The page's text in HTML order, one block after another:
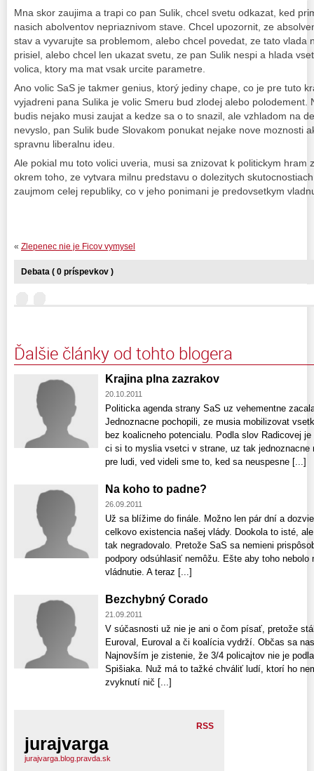
Mna skor zaujima a trapi co pan Sulik, chcel svetu odkazat, ked
nasich abolventov nepriaznivom stave. Chcel upozornit, ze
stav a vyvarujte sa problemom, alebo chcel povedat, ze tato vlada
prisiel, alebo chcel len ukazat svetu, ze pan Sulik nespi a hlada
volica, ktory ma mat vsak urcite parametre.
Ano volic SaS je takmer genius, ktorý jediny chape, co je pre tuto
vyjadreni pana Sulika je volic Smeru bud zlodej alebo polodement.
budis nejako musi zaujat a kedze sa o to snazil, ale vzhladom na
nevyslo, pan Sulik bude Slovakom ponukat nejake nove moznosti
spravnu liberalnu ideu.
Ale pokial mu toto volici uveria, musi sa znizovat k politickym hram
okrem toho, ze vytvara milnu predstavu o dolezitych
zaujmom celej republiky, co v jeho ponimani je predovsetkym
« Zlepenec nie je Ficov vymysel
Debata ( 0 príspevkov )
Ďalšie články od tohto blogera
Krajina plna zazrakov
20.10.2011
Politicka agenda strany SaS uz vehementne
Jednoznacne pochopili, ze musia mobilizovat
bez koalicneho potencialu. Podla slov Radicovej
ci si to myslia vsetci v strane, uz tak jednoznacne
pre ludi, ved videli sme to, ked sa neuspesne [...]
Na koho to padne?
26.09.2011
Už sa blížime do finále. Možno len pár dní a
celkovo existencia našej vlády. Dookola to isté,
tak negradovalo. Pretože SaS sa nemieni
podpory odsúhlasiť nemôžu. Ešte aby toho
vládnutie. A teraz [...]
Bezchybný Corado
21.09.2011
V súčasnosti už nie je ani o čom písať, pretože
Euroval, Euroval a či koalícia vydrží. Občas sa
Najnovším je zistenie, že 3/4 policajtov nie je
Spišiaka. Nuž má to tažké chváliť ludí, ktorí ho
zvyknutí nič [...]
RSS
jurajvarga
jurajvarga.blog.pravda.sk